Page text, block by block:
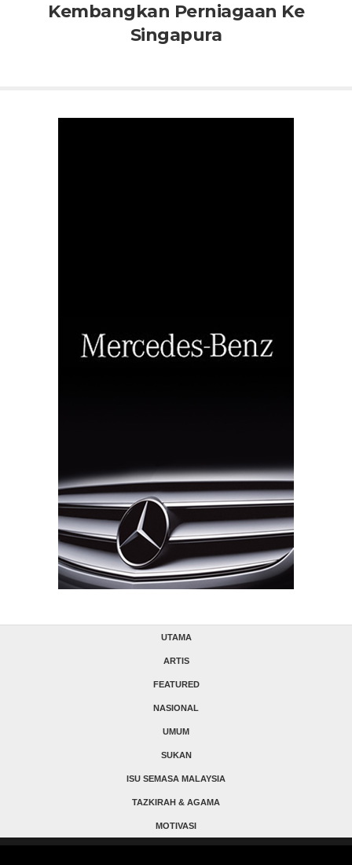
Kembangkan Perniagaan Ke
Singapura
UTAMA
ARTIS
FEATURED
NASIONAL
UMUM
SUKAN
ISU SEMASA MALAYSIA
TAZKIRAH & AGAMA
MOTIVASI